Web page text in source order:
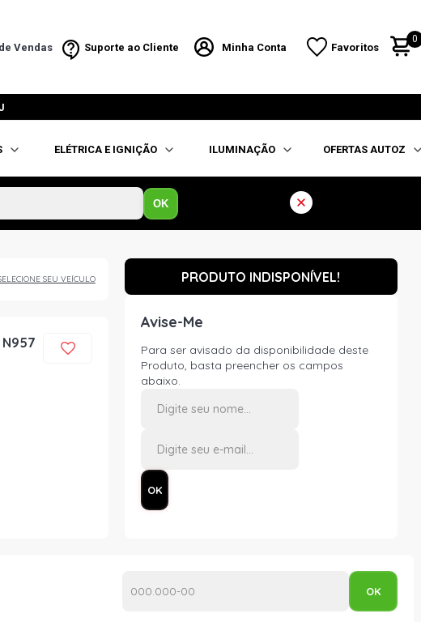
Vendas Suporte ao Cliente Minha Conta Favoritos
0
ELÉTRICA E IGNIÇÃO ILUMINAÇÃO OFERTAS AUTOZ
OK
SEU VEÍCULO PRODUTO INDISPONÍVEL!
Avise-Me
Para ser avisado da disponibilidade deste
Produto, basta preencher os campos
abaixo.